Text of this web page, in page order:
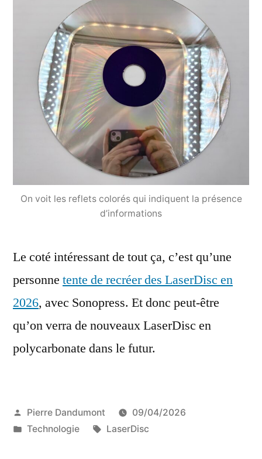
On voit les reflets colorés qui indiquent la présence
d’informations
Le coté intéressant de tout ça, c’est qu’une
personne tente de recréer des LaserDisc en
2026, avec Sonopress. Et donc peut-être
qu’on verra de nouveaux LaserDisc en
polycarbonate dans le futur.
Publié
par
Pierre Dandumont
09/04/2026
Publié
Technologie Étiquettes :
LaserDisc